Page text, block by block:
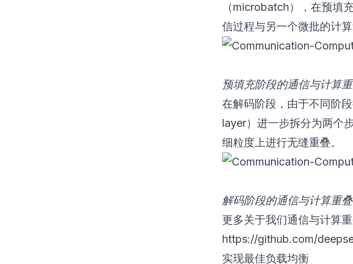
（microbatch），在预填
信过程与另一个微批的计
预填充阶段的通信与计算
在解码阶段，由于不同阶
layer）进一步拆分为两个
细粒度上进行无缝重叠。
解码阶段的通信与计算重
更多关于我们通信与计算
https://github.com/
实现最佳负载均衡